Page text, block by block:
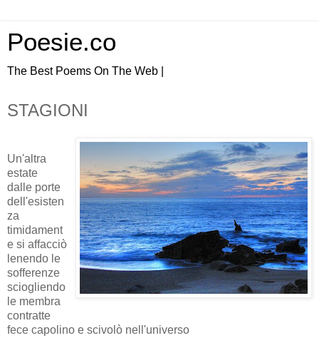
Poesie.co
The Best Poems On The Web |
STAGIONI
Un'altra
estate
dalle porte
dell'esisten
za
timidament
e si affacciò
lenendo le
sofferenze
sciogliendo
le membra
contratte
fece capolino e scivolò nell'universo